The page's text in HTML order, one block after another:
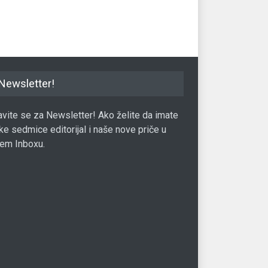
se za Newsletter! Ako želite da imate
sedmice editorijal i naše nove priče u
Inboxu.